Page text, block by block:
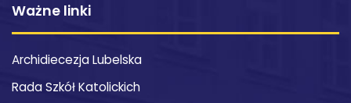
Ważne linki
Archidiecezja Lubelska
Rada Szkół Katolickich